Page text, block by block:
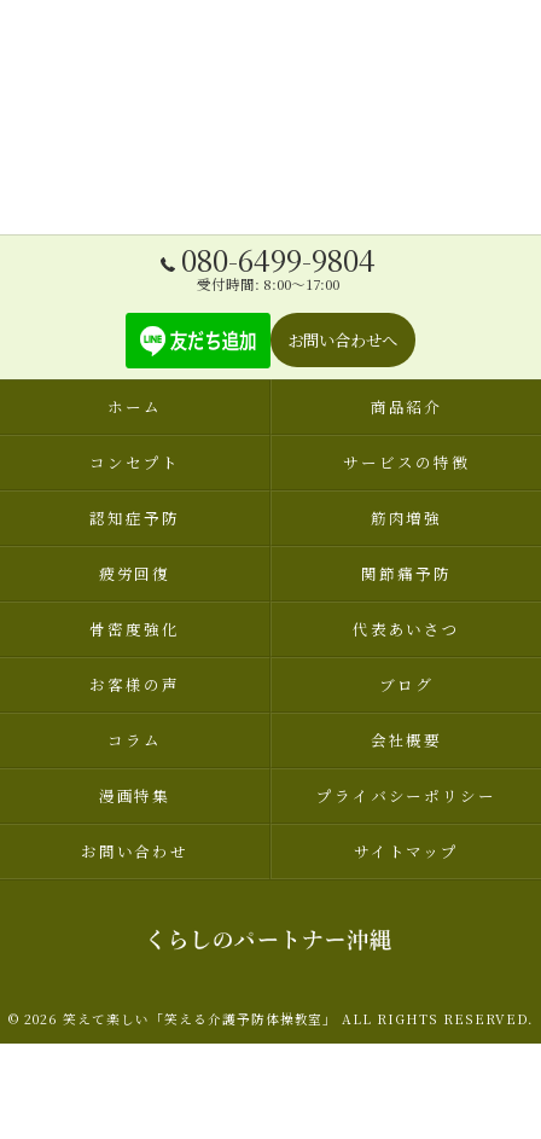
080-6499-9804
受付時間: 8:00～17:00
お問い合わせへ
ホーム 商品紹介
コンセプト サービスの特徴
認知症予防 筋肉増強
疲労回復 関節痛予防
骨密度強化 代表あいさつ
お客様の声 ブログ
コラム 会社概要
漫画特集 プライバシーポリシー
お問い合わせ サイトマップ
© 2026 笑えて楽しい「笑える介護予防体操教室」 ALL RIGHTS RESERVED.